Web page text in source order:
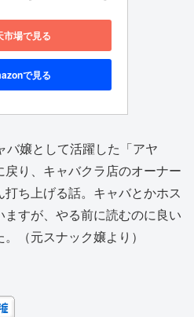
市場で見る
で見る
バ嬢として活躍した「アヤ
り、キャバクラ店のオーナー
ち上げる話。キャバとかホス
ますが、やる前に読むのに良い
（元スナック嬢より）